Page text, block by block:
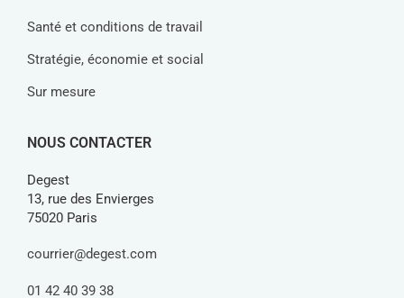
Santé et conditions de travail
Stratégie, économie et social
Sur mesure
NOUS CONTACTER
Degest
13, rue des Envierges
75020 Paris
courrier@degest.com
01 42 40 39 38